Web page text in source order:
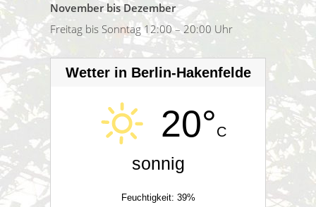
November bis Dezember
Freitag bis Sonntag 12:00 – 20:00 Uhr
Wetter in Berlin-Hakenfelde
20°C
sonnig
Feuchtigkeit: 39%